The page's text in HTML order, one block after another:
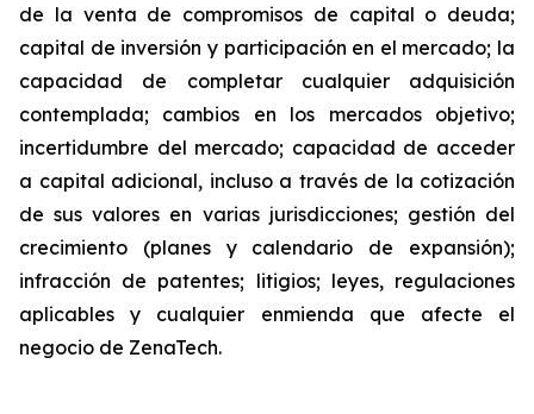
de la venta de compromisos de capital o deuda;
capital de inversión y participación en el mercado; la
capacidad de completar cualquier adquisición
contemplada; cambios en los mercados objetivo;
incertidumbre del mercado; capacidad de acceder
a capital adicional, incluso a través de la cotización
de sus valores en varias jurisdicciones; gestión del
crecimiento (planes y calendario de expansión);
infracción de patentes; litigios; leyes, regulaciones
aplicables y cualquier enmienda que afecte el
negocio de ZenaTech.